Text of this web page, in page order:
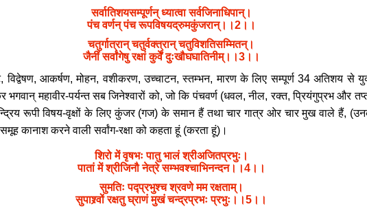
सर्वातिशयसम्पूर्णन् ध्यात्वा सर्वजिनाधिपान्।
पंच वर्णन् पंच रूपविषयद्रुमकुंजरान्।।2।।
चतुर्गात्रान् चतुर्वक्त्रान् चतुविशतिसम्मितन्।
जैनीं सर्वांगेषु रक्षां कुर्वें दुःखौघघातिनीम्।।3।।
विद्वेषण, आकर्षण, मोहन, वशीकरण, उच्चाटन, स्तम्भन, मारण के लिए सम्पूर्ण 34 अतिशय से
महावीर-पर्यन्त सब जिनेश्वारों को, जो कि पंचवर्ण (धवल, नील, रक्त, प्रियंगुप्रभ और
रूपी विषय-वृक्षों के लिए कुंजर (गज) के समान हैं तथा चार गात्र ओर चार मुख वाले हैं,
कानाश करने वाली सर्वांग-रक्षा को कहता हूं (करता हूं)।
शिरो में वृषभः पातु भालं श्रीअजितप्रभुः।
पातां में श्रीजिनौ नेत्रे सम्भवश्चाभिनन्दन।।4।।
सुमतिः पद्प्रभुश्च श्रवणे मम रक्षताम्।
सुपाश्र्वों रक्षतु घ्राणं मुखं चन्द्रप्रभः प्रभुः।।5।।